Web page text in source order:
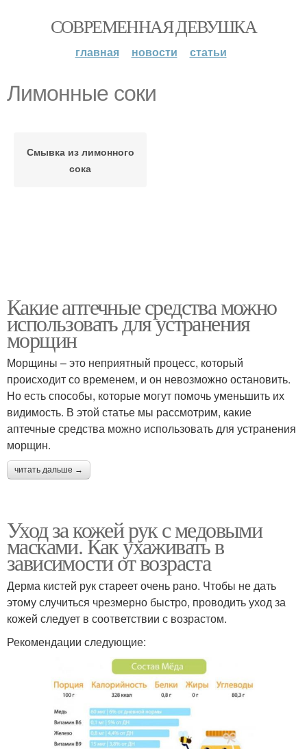
СОВРЕМЕННАЯ ДЕВУШКА
главная новости статьи
Лимонные соки
Смывка из лимонного
сока
Какие аптечные средства можно
использовать для устранения
морщин
Морщины – это неприятный процесс, который
происходит со временем, и он невозможно остановить.
Но есть способы, которые могут помочь уменьшить их
видимость. В этой статье мы рассмотрим, какие
аптечные средства можно использовать для устранения
морщин.
читать дальше →
Уход за кожей рук с медовыми
масками. Как ухаживать в
зависимости от возраста
Дерма кистей рук стареет очень рано. Чтобы не дать
этому случиться чрезмерно быстро, проводить уход за
кожей следует в соответствии с возрастом.
Рекомендации следующие: